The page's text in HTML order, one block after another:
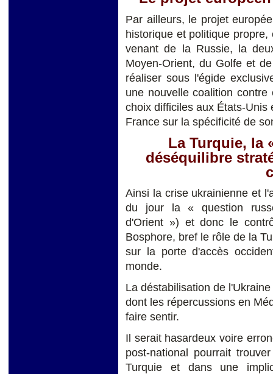
Par ailleurs, le projet
historique et politique
venant de la Russie, la
Moyen-Orient, du Golfe et
réaliser sous l'égide
une nouvelle coalition
choix difficiles aux États-Unis
France sur la spécificité de
La Turquie, la
déséquilibre
Ainsi la crise ukrainienne et
du jour la « question
d'Orient ») et donc le
Bosphore, bref le rôle de la
sur la porte d'accès
monde.
La déstabilisation de
dont les répercussions en
faire sentir.
Il serait hasardeux voire
post-national pourrait
Turquie et dans une